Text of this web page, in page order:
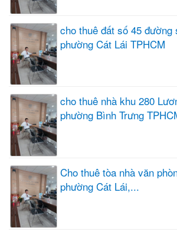
cho thuê đất số 45 đường
phường Cát Lái TPHCM
cho thuê nhà khu 280
phường Bình Trưng
Cho thuê tòa nhà văn
phường Cát Lái,...